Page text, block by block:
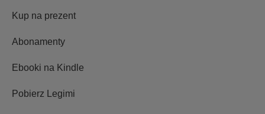
Kup na prezent
Abonamenty
Ebooki na Kindle
Pobierz Legimi